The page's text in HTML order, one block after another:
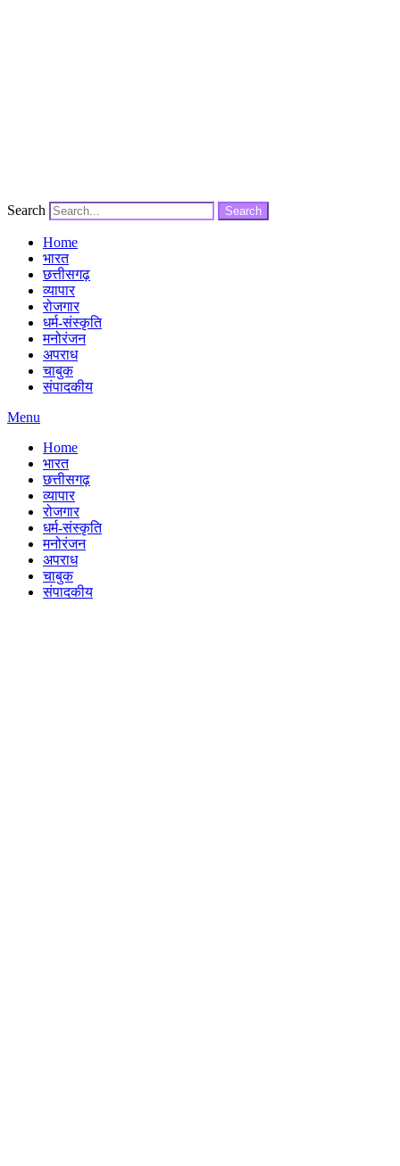
Search Search
Home
भारत
छत्तीसगढ़
व्यापार
रोजगार
धर्म-संस्कृति
मनोरंजन
अपराध
चाबुक
संपादकीय
Menu
Home
भारत
छत्तीसगढ़
व्यापार
रोजगार
धर्म-संस्कृति
मनोरंजन
अपराध
चाबुक
संपादकीय